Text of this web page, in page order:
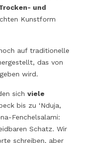
und
Kunstform
auf traditionelle
das von
wird.
sich viele
bis zu ‘Nduja,
Fenchelsalami:
Schatz. Wir
schreiben, aber